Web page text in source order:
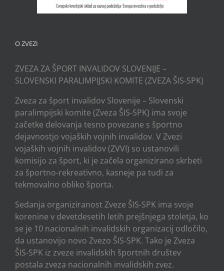
O ZVEZI
ZVEZA ZA ŠPORT INVALIDOV SLOVENIJE –
SLOVENSKI PARALIMPIJSKI KOMITE (ZVEZA ŠIS-SPK)
Zveza za šport invalidov Slovenije – Slovenski
paralimpijski komite (Zveza ŠIS-SPK) ima svoje
začetke delovanja tesno povezane s športno
dejavnostjo vojaških vojnih invalidov. V Zvezi
vojaških vojnih invalidov (ZVVI) so ustanovili
komisijo za šport, ki je začela organizirano skrbeti
za športno-rekreativno, kasneje pa tudi za
tekmovalno obliko športa.
Sedanja organiziranost Zveze ŠIS-SPK ima svoje
korenine v devetdesetih letih prejšnjega stoletja, ko
se je 10 nacionalnih invalidskih organizacij odločilo,
da ustanovijo novo Zvezo ŠIS-SPK. Tako je Zveza
ŠIS-SPK iz zveze invalidskih športnih društev
postala zveza nacionalnih invalidskih zvez.